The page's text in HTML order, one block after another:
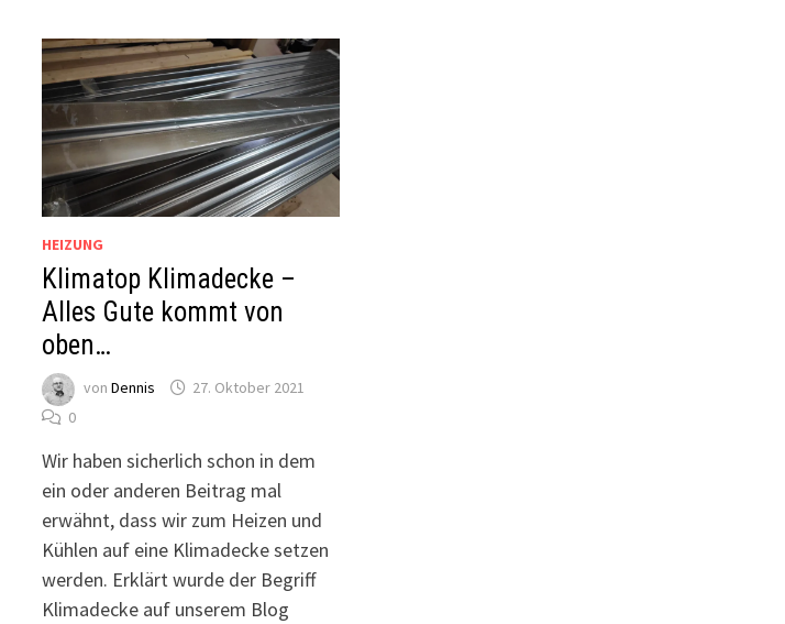
HEIZUNG
Klimatop Klimadecke –
Alles Gute kommt von
oben…
vonDennis
27. Oktober 2021
0
Wir haben sicherlich schon in dem
ein oder anderen Beitrag mal
erwähnt, dass wir zum Heizen und
Kühlen auf eine Klimadecke setzen
werden. Erklärt wurde der Begriff
Klimadecke auf unserem Blog